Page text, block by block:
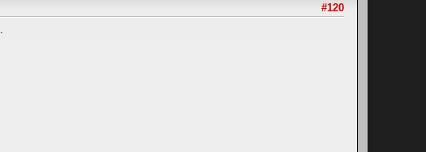
#120